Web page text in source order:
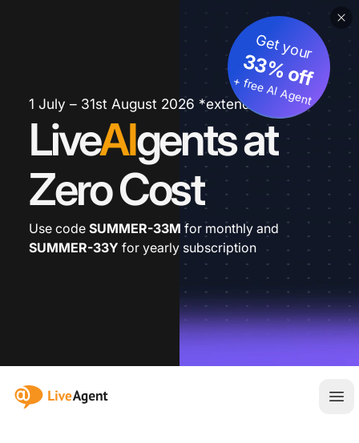
1 July – 31st August 2026 *extended
LiveAIgents at
Zero Cost
Get your
33% off
+ free AI Agent
Use code SUMMER-33M for monthly and
SUMMER-33Y for yearly subscription
:site.title